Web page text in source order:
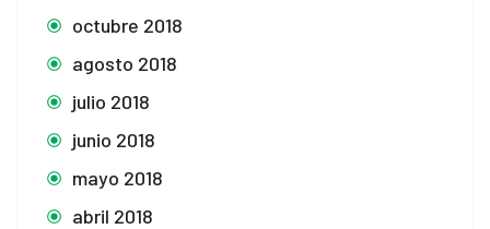
octubre 2018
agosto 2018
julio 2018
junio 2018
mayo 2018
abril 2018